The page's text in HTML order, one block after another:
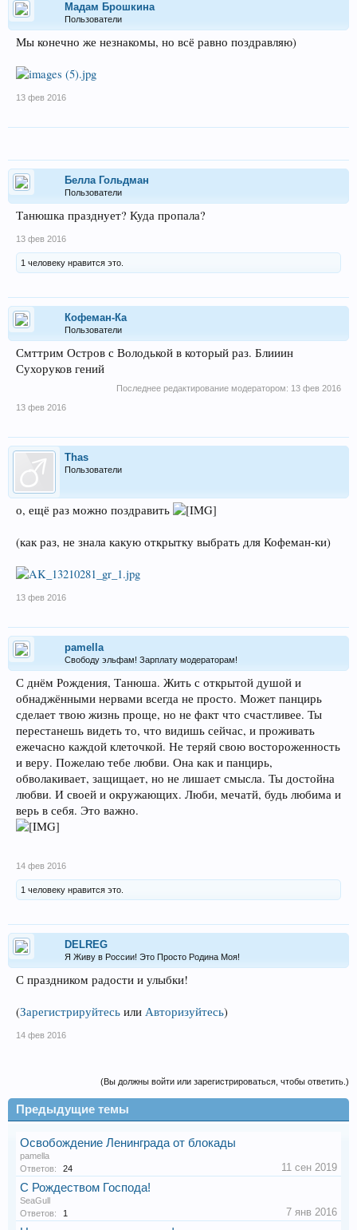
Мадам Брошкина
Пользователи
Мы конечно же незнакомы, но всё равно поздравляю)
13 фев 2016
Беллa Гольдман
Пользователи
Танюшка празднует? Куда пропала?
13 фев 2016
1 человеку нравится это.
Кофеман-Ка
Пользователи
Смттрим Остров с Володькой в который раз. Блииин
Сухоруков гений
Последнее редактирование модератором: 13 фев 2016
13 фев 2016
Thas
Пользователи
о, ещё раз можно поздравить
(как раз, не знала какую открытку выбрать для Кофеман-ки)
13 фев 2016
pamella
Свободу эльфам! Зарплату модераторам!
С днём Рождения, Танюша. Жить с открытой душой и
обнаджёнными нервами всегда не просто. Может панцирь
сделает твою жизнь проще, но не факт что счастливее. Ты
перестанешь видеть то, что видишь сейчас, и проживать
ежечасно каждой клеточкой. Не теряй свою востороженность
и веру. Пожелаю тебе любви. Она как и панцирь,
обволакивает, защищает, но не лишает смысла. Ты достойна
любви. И своей и окружающих. Люби, мечатй, будь любима и
верь в себя. Это важно.
14 фев 2016
1 человеку нравится это.
DELREG
Я Живу в России! Это Просто Родина Моя!
С праздником радости и улыбки!
(Зарегистрируйтесь или Авторизуйтесь)
14 фев 2016
(Вы должны войти или зарегистрироваться, чтобы ответить.)
Предыдущие темы
Освобождение Ленинграда от блокады
pamella
Ответов:
24 11 сен 2019
С Рождеством Господа!
SeaGull
Ответов:
1 7 янв 2016